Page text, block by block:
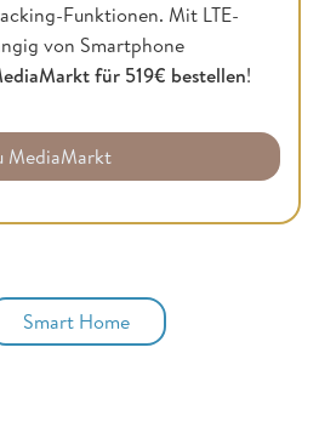
Funktionen. Mit LTE-
von Smartphone
für 519€ bestellen!
MediaMarkt
Smart Home